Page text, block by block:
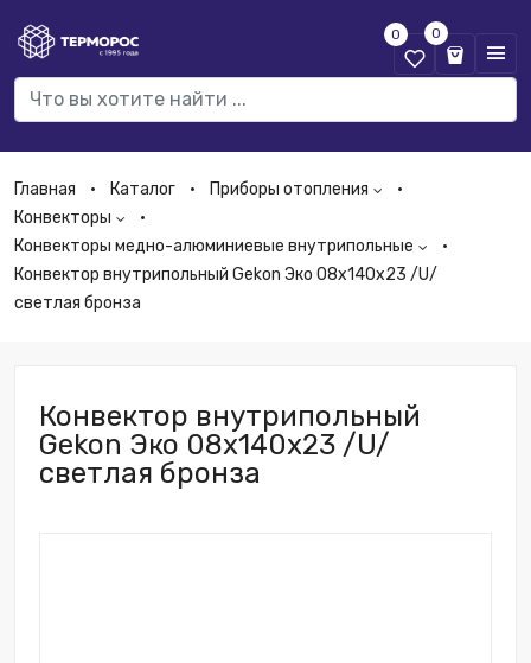
0 0
Главная Каталог
Приборы отопления
Конвекторы
Конвекторы медно-алюминиевые внутрипольные
Конвектор внутрипольный Gekon Эко 08х140х23 /U/
светлая бронза
Конвектор внутрипольный
Gekon Эко 08х140х23 /U/
светлая бронза